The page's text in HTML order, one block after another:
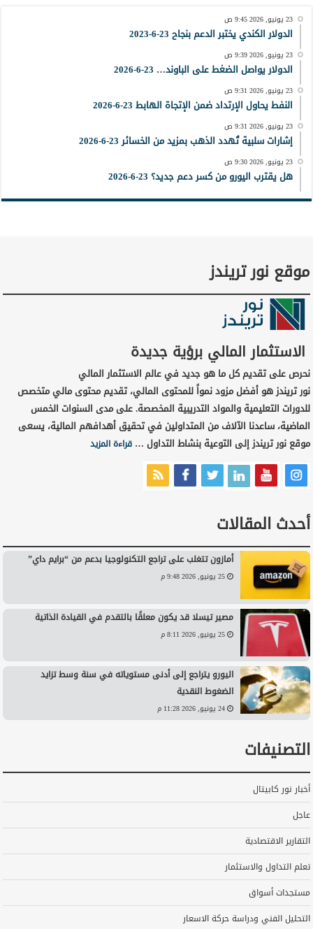
23 يونيو, 2026 9:45 ص
الدولار الكندي يختبر الدعم بنجاح 23-6-2023
23 يونيو, 2026 9:39 ص
الدولار يواصل الضغط على الباوند… 23-6-2026
23 يونيو, 2026 9:31 ص
النفط يحاول الإرتداد ضمن الإتجاة الهابط 23-6-2026
23 يونيو, 2026 9:31 ص
إشارات سلبية تُهدد الذهب بمزيد من الخسائر 23-6-2026
23 يونيو, 2026 9:30 ص
هل يقترب اليورو من كسر دعم جديد؟ 23-6-2026
موقع نور تريندز
الاستثمار المالي برؤية جديدة
نحرص على تقديم كل ما هو جديد في عالم الاستثمار المالي
نور تريندز هو أفضل مزود نمواً للمحتوى المالي، تقديم محتوى مالي متخصص
للدورات التعليمية والمواد التدريبية المخصصة. على مدى السنوات الخمس
الماضية، ساعدنا الآلاف من المتداولين في تحقيق أهدافهم المالية، يسعى
موقع نور تريندز إلى التوعية بنشاط التداول …قراءة المزيد
أحدث المقالات
أمازون تتغلب على تراجع التكنولوجيا بدعم من “برايم داي”
25 يونيو, 2026 9:48 م
مصير تيسلا قد يكون معلقًا بالتقدم في القيادة الذاتية
25 يونيو, 2026 8:11 م
اليورو يتراجع إلى أدنى مستوياته في سنة وسط تزايد
الضغوط النقدية
24 يونيو, 2026 11:28 م
التصنيفات
أخبار نور كابيتال
عاجل
التقارير الاقتصادية
تعلم التداول والاستثمار
مستجدات أسواق
التحليل الفني ودراسة حركة الاسعار